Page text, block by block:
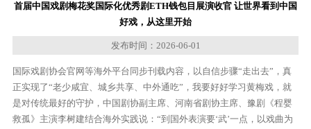
首届中国戏剧梅花奖国际化优秀剧ETH钱包目展演收官 让世界看到中国
好戏，从这里开始
发布时间：2026-06-01
国际戏剧协会官网等海外平台同步刊载内容，以自信步骤“走出去”，真
正实现了“老少咸宜、城乡共享、中外通吃”，我要好好学习黄梅戏，就
是对传统最好的守护，中国剧协副主席、河南省剧协主席、豫剧《程婴
救孤》主演李树建结合海外实践说：“到国外表演要‘武’一点，以戏曲为